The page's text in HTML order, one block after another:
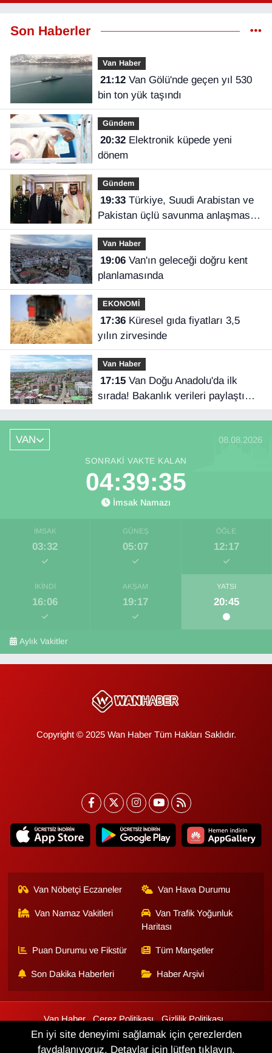
Son Haberler
Van Haber
21:12Van Gölü'nde geçen yıl 530
bin ton yük taşındı
Gündem
20:32Elektronik küpede yeni
dönem
Gündem
19:33Türkiye, Suudi Arabistan ve
Pakistan üçlü savunma anlaşması
imzaladı
Van Haber
19:06Van'ın geleceği doğru kent
planlamasında
EKONOMİ
17:36Küresel gıda fiyatları 3,5
yılın zirvesinde
Van Haber
17:15Van Doğu Anadolu'da ilk
sırada! Bakanlık verileri paylaştı…
VAN 08.08.2026
SONRAKI VAKTE KALAN
04:39:35
İmsak Namazı
İMSAK
03:32
GÜNEŞ
05:07
ÖĞLE
12:17
İKINDI
16:06
AKŞAM
19:17
YATSI
20:45
Aylık Vakitler
Copyright © 2025 Wan Haber Tüm Hakları Saklıdır.
Van Nöbetçi Eczaneler Van Hava Durumu
Van Namaz Vakitleri
Van Trafik Yoğunluk
Haritası
Puan Durumu ve Fikstür Tüm Manşetler
Son Dakika Haberleri Haber Arşivi
Van Haber Çerez Politikası
Gizlilik Politikası
Üyelik Sözleşmesi
Veri Politikası Künye İletişim
En iyi site deneyimi sağlamak için çerezlerden
faydalanıyoruz. Detaylar için lütfen tıklayın.